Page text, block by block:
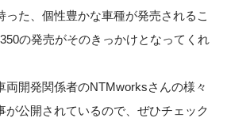
った、個性豊かな車種が発売されるこ
の発売がそのきっかけとなってくれ
両開発関係者のNTMworksさんの様々
が公開されているので、ぜひチェック